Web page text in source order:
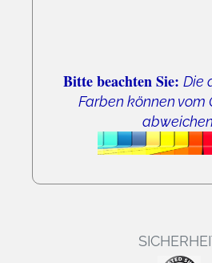
Bitte beachten Sie: Die
Farben können vom